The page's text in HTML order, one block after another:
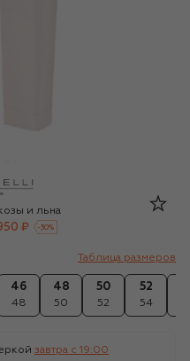
и льна
₽ -30%
Таблица размеров
46
48
48
50
50
52
52
54
завтра c 19:00